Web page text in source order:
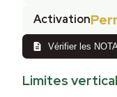
Activation
Vérifier les
Limites